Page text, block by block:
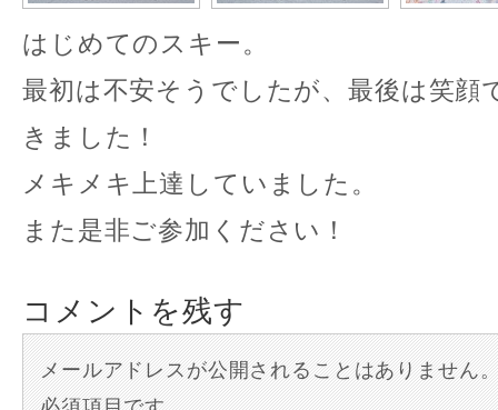
はじめてのスキー。
最初は不安そうでしたが、最後は笑顔
きました！
メキメキ上達していました。
また是非ご参加ください！
コメントを残す
メールアドレスが公開されることはありません